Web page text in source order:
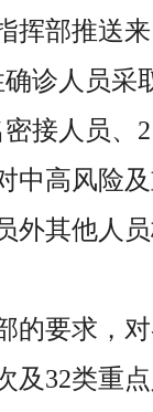
挥部推送来
诊人员采
接人员、
中高风险
外其他人
的要求，
及32类重